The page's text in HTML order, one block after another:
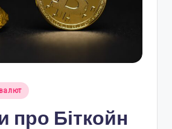
про Біткойн